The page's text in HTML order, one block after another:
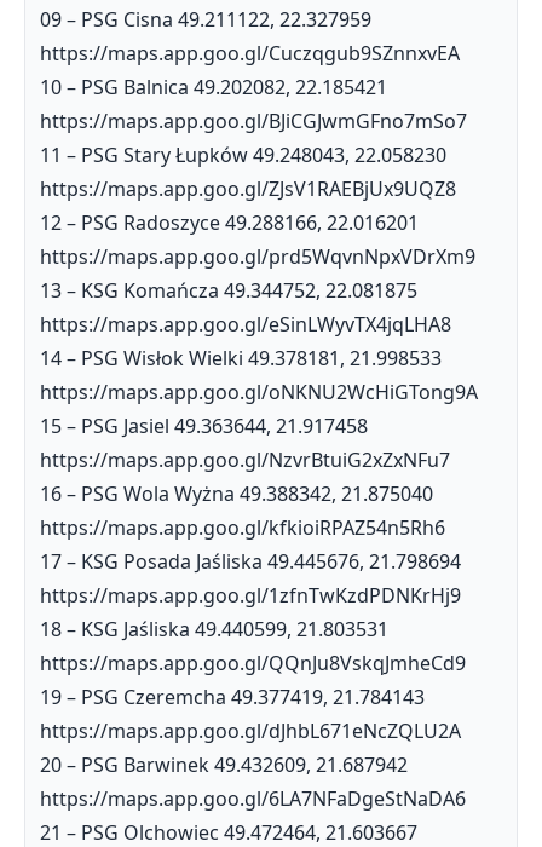
09 – PSG Cisna 49.211122, 22.327959
https://maps.app.goo.gl/Cuczqgub9SZnnxvEA
10 – PSG Balnica 49.202082, 22.185421
https://maps.app.goo.gl/BJiCGJwmGFno7mSo7
11 – PSG Stary Łupków 49.248043, 22.058230
https://maps.app.goo.gl/ZJsV1RAEBjUx9UQZ8
12 – PSG Radoszyce 49.288166, 22.016201
https://maps.app.goo.gl/prd5WqvnNpxVDrXm9
13 – KSG Komańcza 49.344752, 22.081875
https://maps.app.goo.gl/eSinLWyvTX4jqLHA8
14 – PSG Wisłok Wielki 49.378181, 21.998533
https://maps.app.goo.gl/oNKNU2WcHiGTong9A
15 – PSG Jasiel 49.363644, 21.917458
https://maps.app.goo.gl/NzvrBtuiG2xZxNFu7
16 – PSG Wola Wyżna 49.388342, 21.875040
https://maps.app.goo.gl/kfkioiRPAZ54n5Rh6
17 – KSG Posada Jaśliska 49.445676, 21.798694
https://maps.app.goo.gl/1zfnTwKzdPDNKrHj9
18 – KSG Jaśliska 49.440599, 21.803531
https://maps.app.goo.gl/QQnJu8VskqJmheCd9
19 – PSG Czeremcha 49.377419, 21.784143
https://maps.app.goo.gl/dJhbL671eNcZQLU2A
20 – PSG Barwinek 49.432609, 21.687942
https://maps.app.goo.gl/6LA7NFaDgeStNaDA6
21 – PSG Olchowiec 49.472464, 21.603667